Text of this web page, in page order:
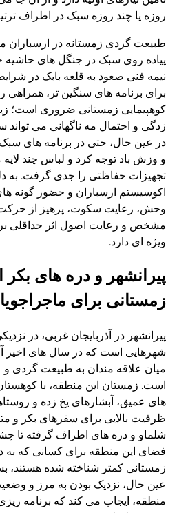
روزه یا چند روزه سبک در اطراف
طبیعت گردی زمستانه در ارسباران
پیاده روی سبک در جنگل های حاشیه
نیمه فنی صعود به قلعه بابک در
برای برنامه های سنگین تر، همراهی
کوهپیمایی زمستانی ضروری است؛
زدگی و احتمال مه ناگهانی می تواند
در عین حال، حتی در برنامه های سبک
و وزش باد توجه کرد و لباس چند
تجهیزات حفاظتی را جدی گرفت. به
اکوسیستم ارسباران و حضور گونه
وحش، رعایت سکوت، پرهیز از
مشخص و رعایت اصول اثر حداقلی
ویژه ای دارد.
پیرانشهر و دره های
زمستانی برای
پیرانشهر در آذربایجان غربی، در
شهرهایی است که در سال های اخیر
میان علاقه مندان به طبیعت
است. زمستان این منطقه، با
های عمیق، آبشارهای یخ زده و
ظرفیت بالایی برای سفرهای بکر و
شلماو و دره های اطراف گرفته تا
فضای این منطقه برای کسانی که به
زمستانی کمتر شناخته شده هستند،
عین حال، نزدیک بودن به مرز و
منطقه، ایجاب می کند که برنامه